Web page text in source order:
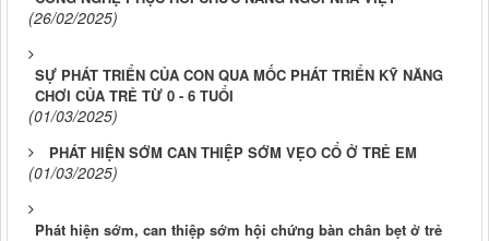
(26/02/2025)
SỰ PHÁT TRIỂN CỦA CON QUA MỐC PHÁT TRIỂN KỸ NĂNG
CHƠI CỦA TRẺ TỪ 0 - 6 TUỔI
(01/03/2025)
PHÁT HIỆN SỚM CAN THIỆP SỚM VẸO CỔ Ở TRẺ EM
(01/03/2025)
Phát hiện sớm, can thiệp sớm hội chứng bàn chân bẹt ở trẻ